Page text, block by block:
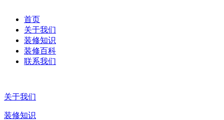
首页
关于我们
装修知识
装修百科
联系我们
关于我们
装修知识